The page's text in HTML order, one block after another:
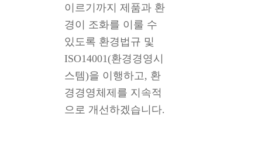
이르기까지 제품과 환
경이 조화를 이룰 수
있도록 환경법규 및
ISO14001(환경경영시
스템)을 이행하고, 환
경경영체제를 지속적
으로 개선하겠습니다.